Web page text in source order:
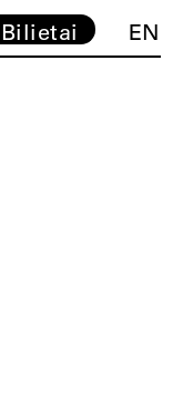
Bilietai EN